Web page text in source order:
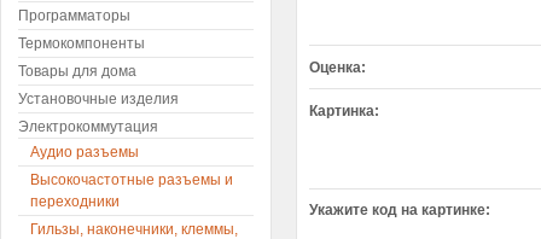
Оценка:
Картинка:
Укажите код на картинке:
Программаторы
Термокомпоненты
Товары для дома
Установочные изделия
Электрокоммутация
Аудио разъемы
Высокочастотные разъемы и
переходники
Гильзы, наконечники, клеммы,